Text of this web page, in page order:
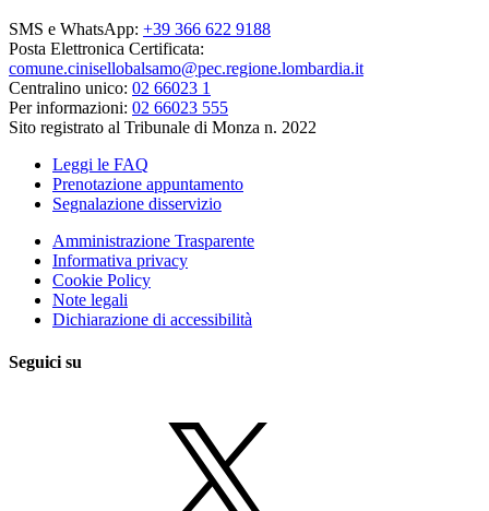
SMS e WhatsApp: +39 366 622 9188
Posta Elettronica Certificata:
comune.cinisellobalsamo@pec.regione.lombardia.it
Centralino unico: 02 66023 1
Per informazioni: 02 66023 555
Sito registrato al Tribunale di Monza n. 2022
Leggi le FAQ
Prenotazione appuntamento
Segnalazione disservizio
Amministrazione Trasparente
Informativa privacy
Cookie Policy
Note legali
Dichiarazione di accessibilità
Seguici su